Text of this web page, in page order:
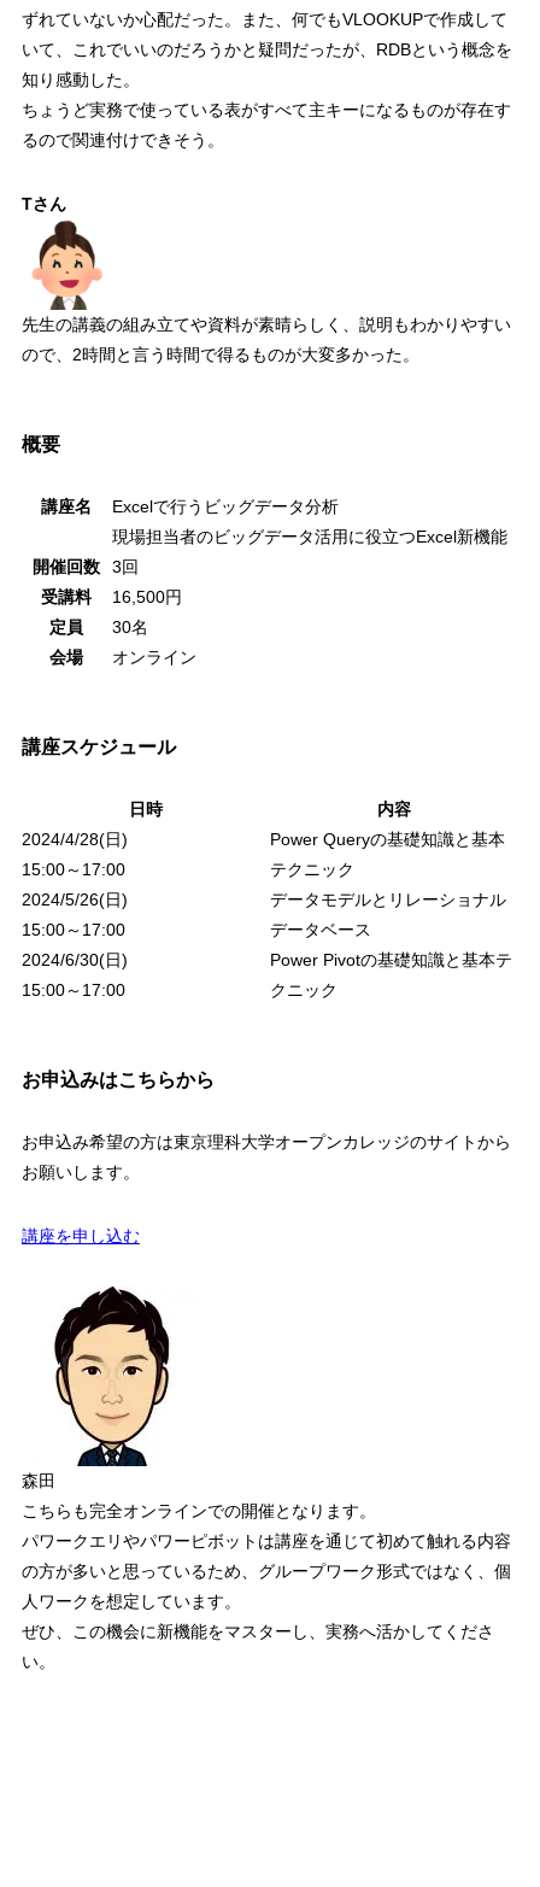
ずれていないか心配だった。また、何でもVLOOKUPで作成して
いて、これでいいのだろうかと疑問だったが、RDBという概念を
知り感動した。
ちょうど実務で使っている表がすべて主キーになるものが存在す
るので関連付けできそう。
Tさん
先生の講義の組み立てや資料が素晴らしく、説明もわかりやすい
ので、2時間と言う時間で得るものが大変多かった。
概要
講座名 Excelで行うビッグデータ分析
現場担当者のビッグデータ活用に役立つExcel新機能
開催回数
3回
受講料
16,500円
定員
30名
会場
オンライン
講座スケジュール
日時
内容
2024/4/28(日)
15:00～ 17:00
Power Queryの基礎知識と基本
テクニック
2024/5/26(日)
15:00～ 17:00
データモデルとリレーショナル
データベース
2024/6/30(日)
15:00～ 17:00
Power Pivotの基礎知識と基本テ
クニック
お申込みはこちらから
お申込み希望の方は東京理科大学オープンカレッジのサイトから
お願いします。
講座を申し込む
森田
こちらも完全オンラインでの開催となります。
パワークエリやパワーピボットは講座を通じて初めて触れる内容
の方が多いと思っているため、グループワーク形式ではなく、 個
人ワークを想定しています。
ぜひ、この機会に新機能をマスターし、実務へ活かしてくださ
い。